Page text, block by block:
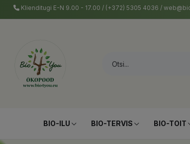
Klienditugi E-N 9.00 - 17.00 / (+372) 5305 4036 /
BIO-ILU BIO-TERVIS BIO-TOIT